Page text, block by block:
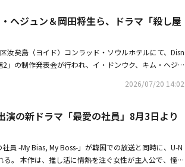
ストリー（相手との相性）などで愛されていただけに、
いる。公開されたグループコンセプトフォトには、フ
ている。童話に登場する王子様を彷彿とさせる清純な
るダークなコンセプトまで、さまざまな魅力をアピー
観を構成するアイドルグループD.N.Xを前面に押し出
が、どのような活躍を見せるのか期待が高まってい
入社員と会社の取締役として再会するナム・ダルムと
ァンであるナム・ダルムと対面したイ・チャンはどの
カン・フン＆キム・ヘジュンら出演の新ドラマ「最愛の
ITZY ユナ、新ドラマ「最愛の社員」でライジングスタ
ンハ、玄理、岡田将生が出席した。「殺し屋たちの店
した危険な遺産を守り抜いた姪っ子ジアン（キム・ヘ
り繰り広げられる物語を描く。2024年に配信された
ホンを取った。この日、イ・グォン監督はシーズン2
子どもの頃からずっと好きな言葉があるんです。『全
どこかで目にした記憶があって、それをシーズン2で生
る数々の秘密を知った彼女がこれから何を選択するの
と再会した時にどう向き合うのかそうしたことを考え
した。イ・ドンウクは、殺し屋向けショッピングモール
あり、元傭兵のジンマン役を演じる。キム・ヘジュン
ヘジュン＆岡田将生ら、ドラマ「殺し屋
汝矣島（ヨイド）コンラッド・ソウルホテルにて、Disn
」の制作発表会が行われ、イ・ドンウク、キム・ヘジ
のジンマンが残した危険な遺産を守り抜いた姪っ子ジ
店2」Disney+にて7月より独占配信決定・イ・ドンウ
どころを明かす岡田将生＆玄理の活躍にも期待
2026/07/20 14:02
の新ドラマ「最愛の社員」8月3日より
員 -My Bias, My Boss-」が韓国での放送と同時に、U-N
。 本作は、推し活に情熱を注ぐ女性が主人公で、憧れ